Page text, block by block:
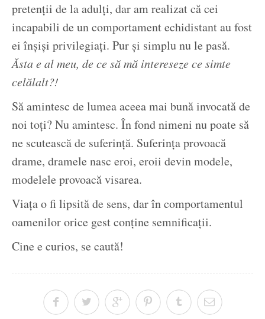
pretenții de la adulți, dar am realizat că cei
incapabili de un comportament echidistant au fost
ei înșiși privilegiați. Pur și simplu nu le pasă.
Ăsta e al meu, de ce să mă intereseze ce simte
celălalt?!
Să amintesc de lumea aceea mai bună invocată de
noi toți? Nu amintesc. În fond nimeni nu poate să
ne scutească de suferință. Suferința provoacă
drame, dramele nasc eroi, eroii devin modele,
modelele provoacă visarea.
Viața o fi lipsită de sens, dar în comportamentul
oamenilor orice gest conține semnificații.
Cine e curios, se caută!